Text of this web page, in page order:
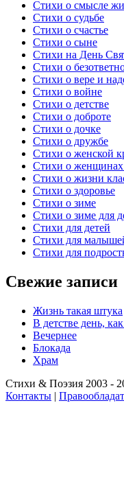
Стихи о смысле
Стихи о судьбе
Стихи о счастье
Стихи о сыне
Стихи на День
Стихи о
Стихи о вере и
Стихи о войне
Стихи о детстве
Стихи о доброте
Стихи о дочке
Стихи о дружбе
Стихи о женской
Стихи о женщинах
Стихи о жизни
Стихи о здоровье
Стихи о зиме
Стихи о зиме для
Стихи для детей
Стихи для
Стихи для
Свежие записи
Жизнь такая штука
В детстве день,
Вечернее
Блокада
Храм
Стихи & Поэзия 2003 -
Контакты |